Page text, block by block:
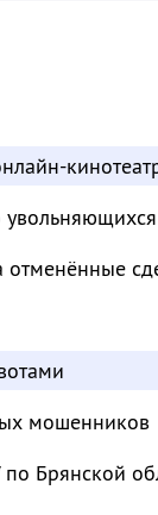
увольняющихся
отменённые
мошенников
Брянской